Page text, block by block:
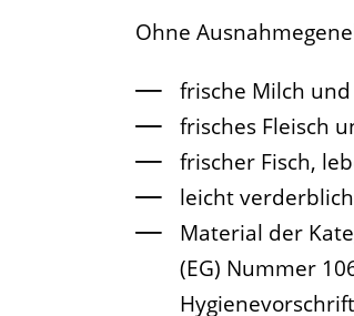
Ohne
frische Milch
frisches Fleisch
frischer Fisch,
leicht
Material der
(EG) Nummer